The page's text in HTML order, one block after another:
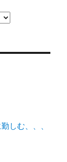
しむ、、、